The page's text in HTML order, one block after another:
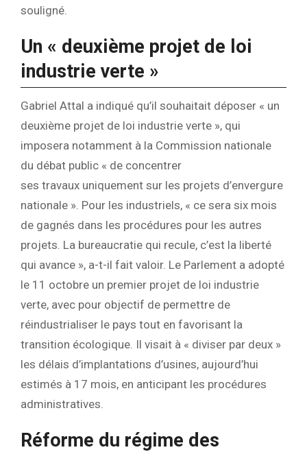
souligné.
Un « deuxième projet de loi
industrie verte »
Gabriel Attal a indiqué qu’il souhaitait déposer « un
deuxième projet de loi industrie verte », qui
imposera notamment à la Commission nationale
du débat public « de concentrer
ses travaux uniquement sur les projets d’envergure
nationale ». Pour les industriels, « ce sera six mois
de gagnés dans les procédures pour les autres
projets. La bureaucratie qui recule, c’est la liberté
qui avance », a-t-il fait valoir. Le Parlement a adopté
le 11 octobre un premier projet de loi industrie
verte, avec pour objectif de permettre de
réindustrialiser le pays tout en favorisant la
transition écologique. Il visait à « diviser par deux »
les délais d’implantations d’usines, aujourd’hui
estimés à 17 mois, en anticipant les procédures
administratives.
Réforme du régime des